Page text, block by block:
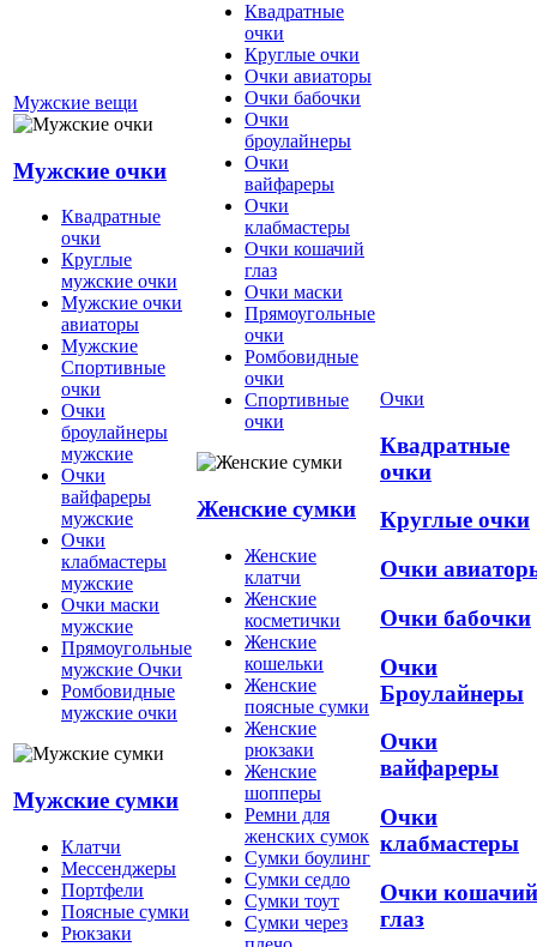
Мужские вещи
Мужские очки
Квадратные
очки
Круглые
мужские очки
Мужские очки
авиаторы
Мужские
Спортивные
очки
Очки
броулайнеры
мужские
Очки
вайфареры
мужские
Очки
клабмастеры
мужские
Очки маски
мужские
Прямоугольные
мужские Очки
Ромбовидные
мужские очки
Мужские сумки
Клатчи
Мессенджеры
Портфели
Поясные сумки
Рюкзаки
Квадратные
очки
Круглые очки
Очки авиаторы
Очки бабочки
Очки
броулайнеры
Очки
вайфареры
Очки
клабмастеры
Очки кошачий
глаз
Очки маски
Прямоугольные
очки
Ромбовидные
очки
Спортивные
очки
Женские сумки
Женские
клатчи
Женские
косметички
Женские
кошельки
Женские
поясные сумки
Женские
рюкзаки
Женские
шопперы
Ремни для
женских сумок
Сумки боулинг
Сумки седло
Сумки тоут
Сумки через
Очки
Квадратные
очки
Круглые очки
Очки
Очки бабочки
Очки
Броулайнеры
Очки
вайфареры
Очки
клабмастеры
Очки кошачий
глаз